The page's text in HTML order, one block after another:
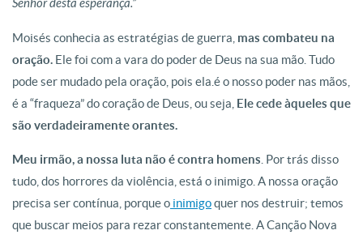
Senhor desta esperança.”
Moisés conhecia as estratégias de guerra, mas combateu na
oração. Ele foi com a vara do poder de Deus na sua mão. Tudo
pode ser mudado pela oração, pois ela.é o nosso poder nas mãos,
é a “fraqueza” do coração de Deus, ou seja, Ele cede àqueles que
são verdadeiramente orantes.
Meu irmão, a nossa luta não é contra homens . Por trás disso
tudo, dos horrores da violência, está o inimigo. A nossa oração
precisa ser contínua, porque o inimigoquer nos destruir; temos
que buscar meios para rezar constantemente. A Canção Nova